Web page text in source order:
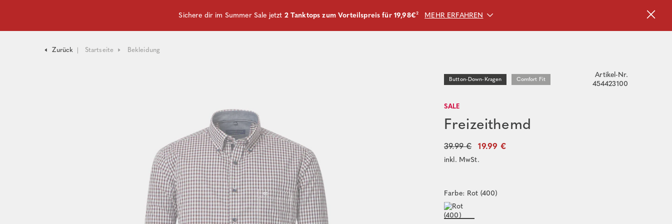
Sichere dir im Summer Sale jetzt 2 Tanktops zum Vorteilspreis für 19,98€² MEHR ERFAHREN
Zurück Startseite Bekleidung
Button-Down-Kragen Comfort Fit
Artikel-Nr.
454423100
SALE
Freizeithemd
39.99 € 19.99 €
inkl. MwSt.
Farbe: Rot (400)